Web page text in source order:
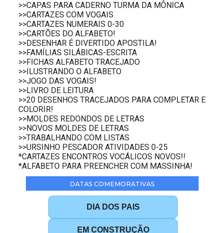
>>CAPAS PARA CADERNO TURMA DA MÔNICA
>>CARTAZES COM VOGAIS
>>CARTAZES NUMERAIS 0-30
>>CARTÕES DO ALFABETO!
>>DESENHAR É DIVERTIDO APOSTILA!
>>FAMÍLIAS SILÁBICAS-ESCRITA
>>FICHAS ALFABETO TRACEJADO
>>ILUSTRANDO O ALFABETO
>>JOGO DAS VOGAIS!
>>LIVRO DE LEITURA
>>20 DESENHOS TRACEJADOS PARA COMPLETAR E
COLORIR!
>>MOLDES REDONDOS DE LETRAS
>>NOVOS MOLDES DE LETRAS
>>TRABALHANDO COM LISTAS
>>URSINHO PESCADOR ATIVIDADES 0-25
*CARTAZES ENCONTROS VOCÁLICOS NOVOS!!
*ALFABETO PARA PREENCHER COM MASSINHA!
DATAS COMEMORATIVAS
DIA DOS PAIS
EM CONSTRUÇÃO